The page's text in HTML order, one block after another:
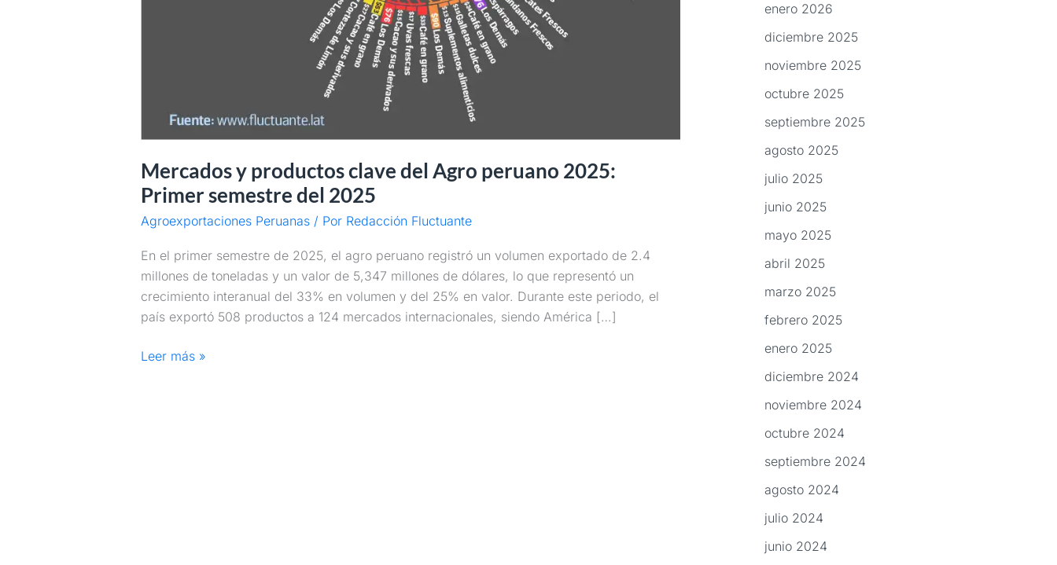
Mercados y productos clave del Agro peruano 2025:
Primer semestre del 2025
Agroexportaciones Peruanas/ Por Redacción Fluctuante
En el primer semestre de 2025, el agro peruano registró un volumen exportado de 2.4
millones de toneladas y un valor de 5,347 millones de dólares, lo que representó un
crecimiento interanual del 33% en volumen y del 25% en valor. Durante este periodo, el
país exportó 508 productos a 124 mercados internacionales, siendo América […]
Leer más »
enero 2026
diciembre 2025
noviembre 2025
octubre 2025
septiembre 2025
agosto 2025
julio 2025
junio 2025
mayo 2025
abril 2025
marzo 2025
febrero 2025
enero 2025
diciembre 2024
noviembre 2024
octubre 2024
septiembre 2024
agosto 2024
julio 2024
junio 2024